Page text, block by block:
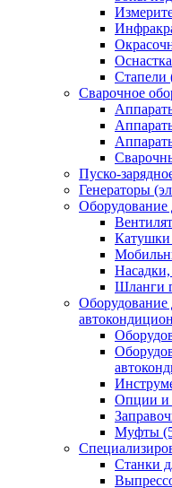
Стапели
Сварочное
Пуско-
Генераторы
Оборудование
Шланги
Оборудование
Опции и
Муфты
Станки